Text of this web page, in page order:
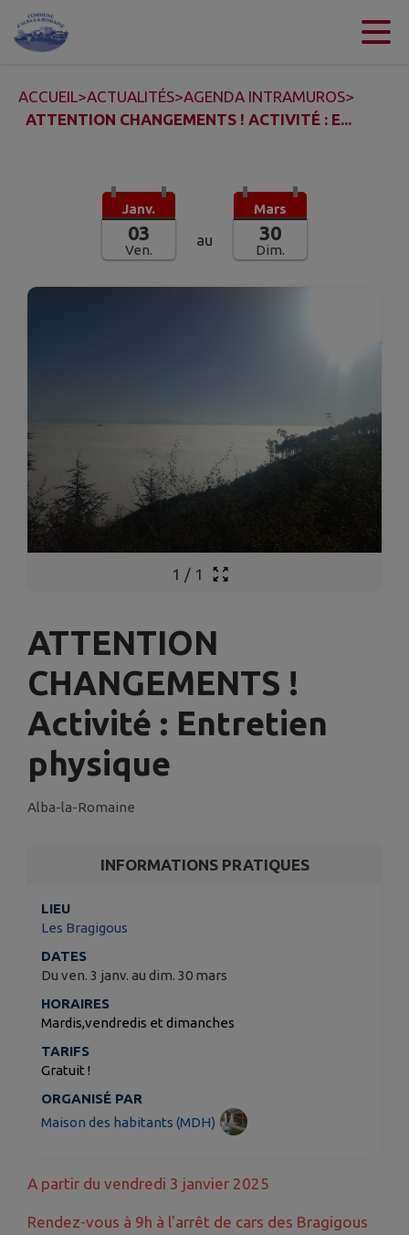
Contenu
ACCUEIL>ACTUALITÉS>AGENDA INTRAMUROS>
ATTENTION CHANGEMENTS ! ACTIVITÉ : E...
Janv.
03
Ven.
au
Mars
30
Dim.
1 / 1
ATTENTION
CHANGEMENTS !
Activité : Entretien
physique
Alba-la-Romaine
INFORMATIONS PRATIQUES
LIEU
Les Bragigous
DATES
Du ven. 3 janv. au dim. 30 mars
HORAIRES
Mardis,vendredis et dimanches
TARIFS
Gratuit !
ORGANISÉ PAR
Maison des habitants (MDH)
A partir du vendredi 3 janvier 2025
Rendez-vous à 9h à l'arrêt de cars des Bragigous